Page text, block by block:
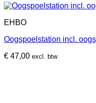
EHBO
Oogspoelstation incl.
€ 47,00 excl. btw